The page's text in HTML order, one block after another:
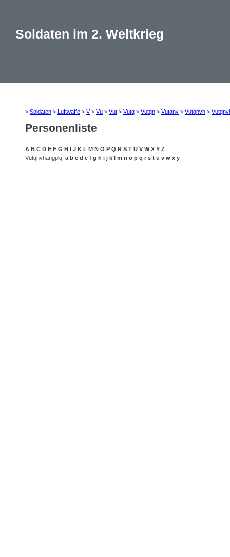
Soldaten im 2. Weltkrieg
> Soldaten > Luftwaffe > V> Vu > Vut > Vutq > Vutqn > Vutqnv > Vutqnvh >
Personenliste
A B C D E F G H I J K L M N O P Q R S T U V W X Y Z
Vutqnvhangplq: a b c d e f g h i j k l m n o p q r s t u v w x y